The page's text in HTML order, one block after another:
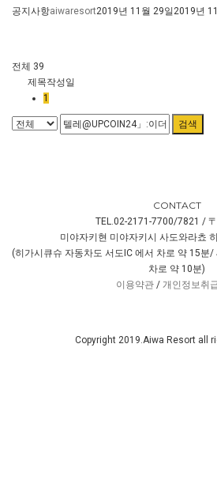
공지사항aiwaresort2019년 11월 29일2019년
전체 39
제목작성일
1
검색
CONTACT
TEL.02-2171-7700/7821 /
미야자키현 미야자키시 사도와라쵸
(히가시큐슈 자동차도 서도IC 에서 차로 약 15분
차로 약 10분)
이용약관/ 개인정보취
Copyright 2019.Aiwa Resort all